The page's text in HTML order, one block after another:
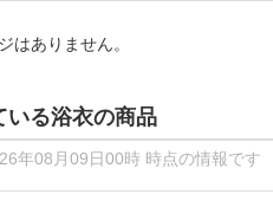
はありません。
る浴衣の商品
年08月09日00時 時点の情報です